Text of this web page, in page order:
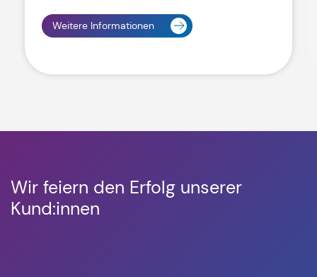
Weitere Informationen
Wir feiern den Erfolg unserer
Kund:innen